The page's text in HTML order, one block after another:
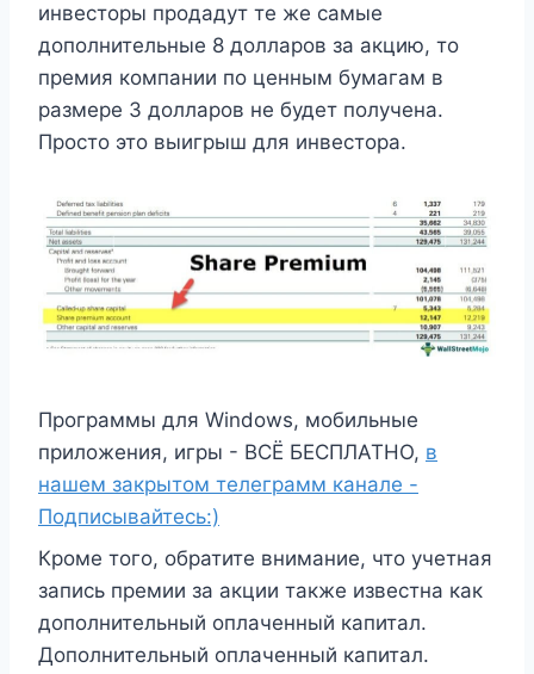
инвесторы продадут те же самые
дополнительные 8 долларов за акцию, то
премия компании по ценным бумагам в
размере 3 долларов не будет получена.
Просто это выигрыш для инвестора.
Программы для Windows, мобильные
приложения, игры - ВСЁ БЕСПЛАТНО, в
нашем закрытом телеграмм канале -
Подписывайтесь:)
Кроме того, обратите внимание, что учетная
запись премии за акции также известна как
дополнительный оплаченный капитал.
Дополнительный оплаченный капитал.